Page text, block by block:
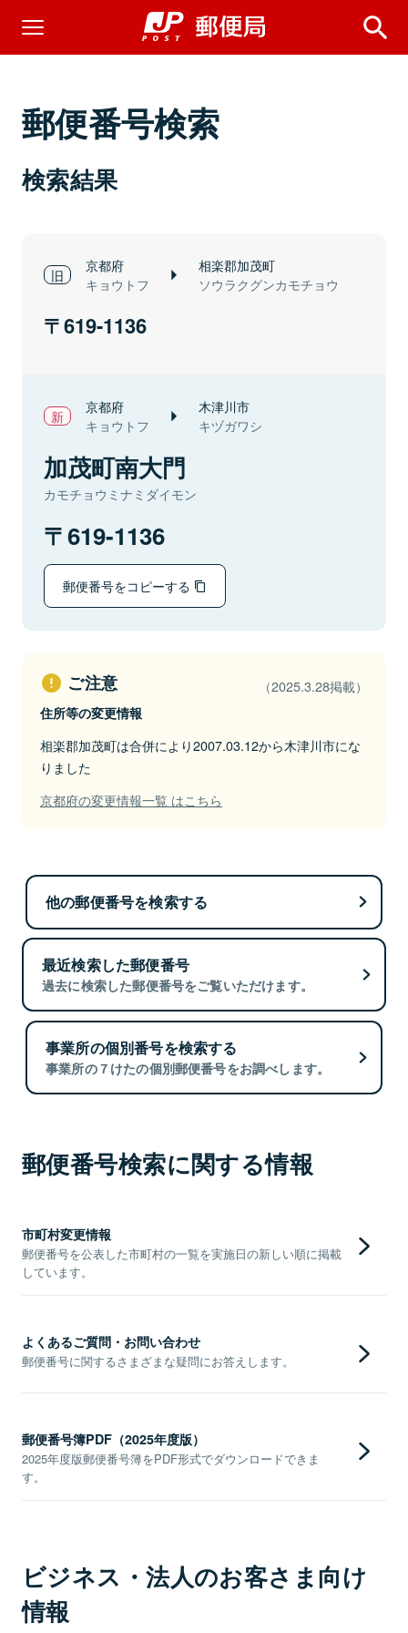
郵便番号検索
検索結果
京都府
キョウトフ
相楽郡加茂町
ソウラクグンカモチョウ
619-1136
京都府
キョウトフ
木津川市
キヅガワシ
加茂町南大門
カモチョウミナミダイモン
619-1136
郵便番号をコピーする
ご注意 （2025.3.28掲載）
住所等の変更情報
相楽郡加茂町は合併により2007.03.12から木津川市にな
りました
京都府の変更情報一覧 はこちら
他の郵便番号を検索する
最近検索した郵便番号
過去に検索した郵便番号をご覧いただけます。
事業所の個別番号を検索する
事業所の７けたの個別郵便番号をお調べします。
郵便番号検索に関する情報
市町村変更情報
郵便番号を公表した市町村の一覧を実施日の新しい順に掲載
しています。
よくあるご質問・お問い合わせ
郵便番号に関するさまざまな疑問にお答えします。
郵便番号簿PDF（2025年度版）
2025年度版郵便番号簿をPDF形式でダウンロードできま
す。
ビジネス・法人のお客さま向け
情報